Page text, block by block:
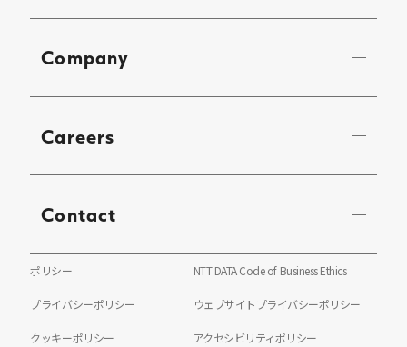
Company
Careers
Contact
ポリシー NTT DATA Code of Business Ethics
プライバシーポリシー ウェブサイトプライバシーポリシー
クッキーポリシー アクセシビリティポリシー